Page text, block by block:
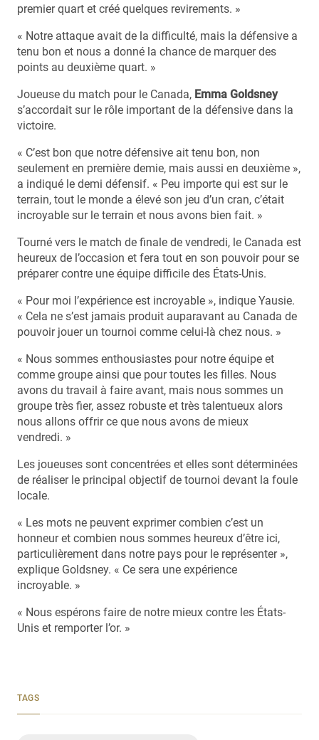
premier quart et créé quelques revirements. »
« Notre attaque avait de la difficulté, mais la défensive a
tenu bon et nous a donné la chance de marquer des
points au deuxième quart. »
Joueuse du match pour le Canada, Emma Goldsney
s’accordait sur le rôle important de la défensive dans la
victoire.
« C’est bon que notre défensive ait tenu bon, non
seulement en première demie, mais aussi en deuxième »,
a indiqué le demi défensif. « Peu importe qui est sur le
terrain, tout le monde a élevé son jeu d’un cran, c’était
incroyable sur le terrain et nous avons bien fait. »
Tourné vers le match de finale de vendredi, le Canada est
heureux de l’occasion et fera tout en son pouvoir pour se
préparer contre une équipe difficile des États-Unis.
« Pour moi l’expérience est incroyable », indique Yausie.
« Cela ne s’est jamais produit auparavant au Canada de
pouvoir jouer un tournoi comme celui-là chez nous. »
« Nous sommes enthousiastes pour notre équipe et
comme groupe ainsi que pour toutes les filles. Nous
avons du travail à faire avant, mais nous sommes un
groupe très fier, assez robuste et très talentueux alors
nous allons offrir ce que nous avons de mieux
vendredi. »
Les joueuses sont concentrées et elles sont déterminées
de réaliser le principal objectif de tournoi devant la foule
locale.
« Les mots ne peuvent exprimer combien c’est un
honneur et combien nous sommes heureux d’être ici,
particulièrement dans notre pays pour le représenter »,
explique Goldsney. « Ce sera une expérience
incroyable. »
« Nous espérons faire de notre mieux contre les États-
Unis et remporter l’or. »
TAGS